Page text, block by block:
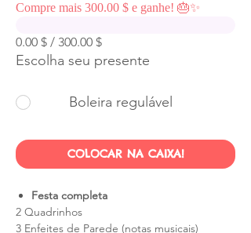
Compre mais 300.00 $ e ganhe! 🎂✨
0.00 $ / 300.00 $
Escolha seu presente
Boleira regulável
COLOCAR NA CAIXA!
Festa completa
2 Quadrinhos
3 Enfeites de Parede (notas musicais)